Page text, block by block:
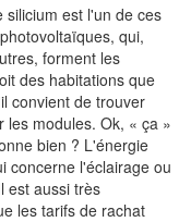
est l'un de ces
qui,
forment les
des habitations que
convient de trouver
les modules. Ok, « ça »
bien ? L'énergie
concerne l'éclairage ou
est aussi très
les tarifs de rachat